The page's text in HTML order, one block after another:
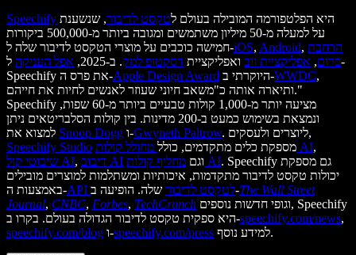
Speechify
היא הפלטפורמה המובילה בעולם לטקסט לדיבור, שנשענת
על למעלה מ-50 מיליון משתמשים ומגובה ביותר מ-500,000 ביקורות
חמישה כוכבים על מוצרי הטקסט לדיבור שלה ל-iOS, Android, הרחבת
כרום, אפליקציית ווב ואפליקציית דסקטופ למק. ב-2025, אפל העניקה ל-
Speechify את פרס ה-Apple Design Award היוקרתי ב-WWDC,
ותיארה אותה כ"משאב חיוני שעוזר לאנשים לחיות את חייהם."
Speechify מציעה יותר מ-1,000 קולות טבעיים ביותר מ-60 שפות,
ונמצאת בשימוש כמעט ב-200 מדינות. בין קולות הסלבריטאים ניתן
Snoop Dogg ו-Gwyneth Paltrow
. ליוצרים ולעסקים,
Speechify Studio
מספקת כלים מתקדמים, כולל מחולל קולות AI,
שיבוטי קול AI, דיבוב AI וגם מחליף קולות AI. Speechify גם מספקת
יכולות טקסט לדיבור מתקדמות, איכותיות ומשתלמות למוצרים מובילים
באמצעות ה-
API לטקסט לדיבורשלה. הופיעה ב-The Wall Street
Journal, CNBC, Forbes, TechCrunch
היא ספקית טקסט לדיבור הגדולה בעולם. בקרו ב-speechify.com/news,
speechify.com/blog ו-speechify.com/press למידע נוסף.